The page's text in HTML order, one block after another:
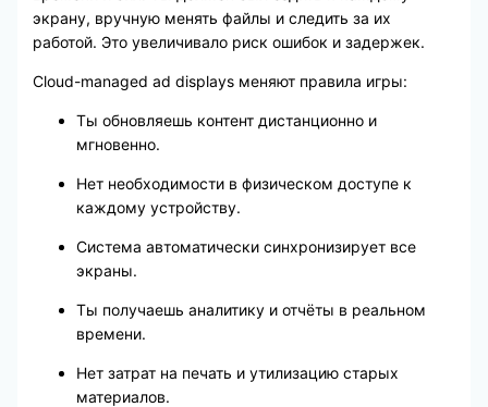
экрану, вручную менять файлы и следить за их
работой. Это увеличивало риск ошибок и задержек.
Cloud-managed ad displays меняют правила игры:
Ты обновляешь контент дистанционно и
мгновенно.
Нет необходимости в физическом доступе к
каждому устройству.
Система автоматически синхронизирует все
экраны.
Ты получаешь аналитику и отчёты в реальном
времени.
Нет затрат на печать и утилизацию старых
материалов.